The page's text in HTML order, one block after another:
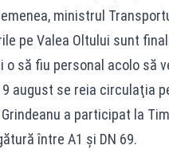
ministrul
pe Valea Oltului sunt
o să fiu personal acolo să
9 august se reia circulaţia
a participat la
între A1 şi DN 69.